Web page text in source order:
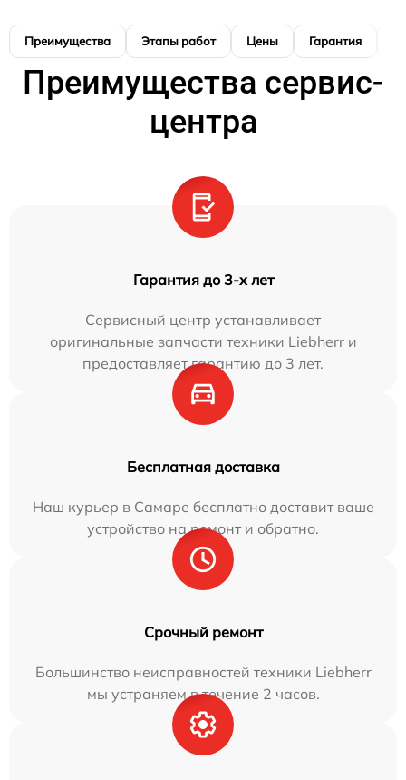
Преимущества Этапы работ Цены Гарантия
Преимущества сервис-
центра
Гарантия до 3-х лет
Сервисный центр устанавливает
оригинальные запчасти техники Liebherr и
предоставляет гарантию до 3 лет.
Бесплатная доставка
Наш курьер в Самаре бесплатно доставит ваше
устройство на ремонт и обратно.
Срочный ремонт
Большинство неисправностей техники Liebherr
мы устраняем в течение 2 часов.